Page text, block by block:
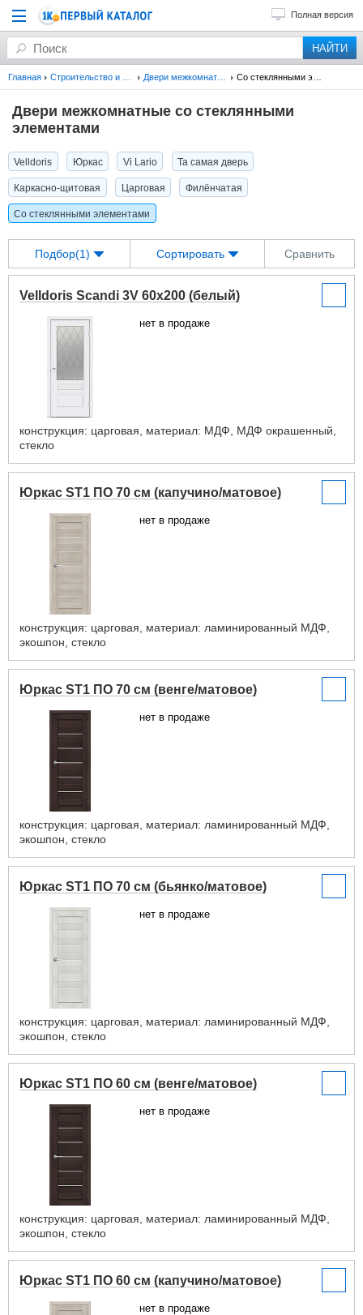
Полная версия
Главная
Двери межкомнатные со стеклянными
элементами
Velldoris Юркас Vi Lario Та самая дверь
Каркасно-щитовая Царговая Филёнчатая
Со стеклянными элементами
Подбор(1) Сортировать Сравнить
Velldoris Scandi 3V 60x200 (белый)
нет в продаже
конструкция: царговая, материал: МДФ, МДФ окрашенный,
стекло
Юркас ST1 ПО 70 см (капучино/матовое)
нет в продаже
конструкция: царговая, материал: ламинированный МДФ,
экошпон, стекло
Юркас ST1 ПО 70 см (венге/матовое)
нет в продаже
конструкция: царговая, материал: ламинированный МДФ,
экошпон, стекло
Юркас ST1 ПО 70 см (бьянко/матовое)
нет в продаже
конструкция: царговая, материал: ламинированный МДФ,
экошпон, стекло
Юркас ST1 ПО 60 см (венге/матовое)
нет в продаже
конструкция: царговая, материал: ламинированный МДФ,
экошпон, стекло
Юркас ST1 ПО 60 см (капучино/матовое)
нет в продаже